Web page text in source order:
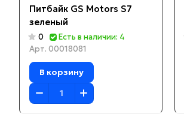
Питбайк GS Motors S7
зеленый
0
Есть в наличии: 4
Арт. 00018081
В корзину